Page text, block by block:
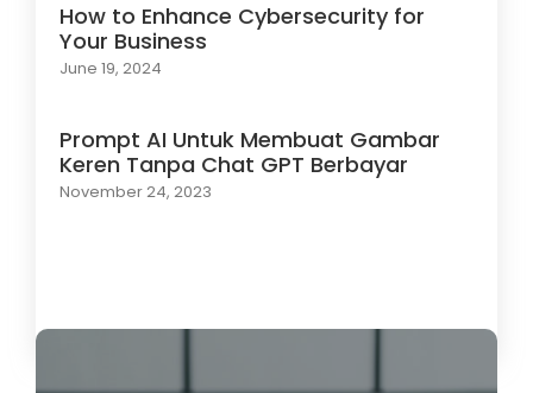
How to Enhance Cybersecurity for
Your Business
June 19, 2024
Prompt AI Untuk Membuat Gambar
Keren Tanpa Chat GPT Berbayar
November 24, 2023